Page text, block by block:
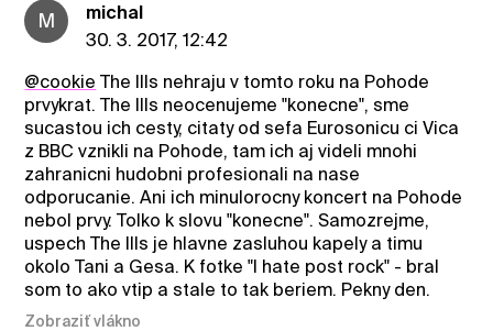
M
michal
30. 3. 2017, 12:42
@cookie The Ills nehraju v tomto roku na Pohode
prvykrat. The Ills neocenujeme "konecne", sme
sucastou ich cesty, citaty od sefa Eurosonicu ci Vica
z BBC vznikli na Pohode, tam ich aj videli mnohi
zahranicni hudobni profesionali na nase
odporucanie. Ani ich minulorocny koncert na Pohode
nebol prvy. Tolko k slovu "konecne". Samozrejme,
uspech The Ills je hlavne zasluhou kapely a timu
okolo Tani a Gesa. K fotke "I hate post rock" - bral
som to ako vtip a stale to tak beriem. Pekny den.
Zobraziť vlákno